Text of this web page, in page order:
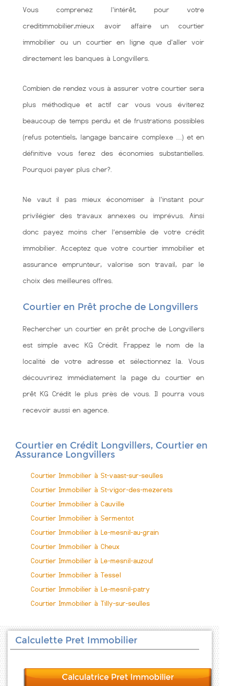
Vous comprenez l'intérêt, pour votre
creditimmobilier,mieux avoir affaire un courtier
immobilier ou un courtier en ligne que d'aller voir
directement les banques à Longvillers.
Combien de rendez vous à assurer votre courtier sera
plus méthodique et actif car vous vous éviterez
beaucoup de temps perdu et de frustrations possibles
(refus potentiels, langage bancaire complexe …) et en
définitive vous ferez des économies substantielles.
Pourquoi payer plus cher?.
Ne vaut il pas mieux économiser à l'instant pour
privilégier des travaux annexes ou imprévus. Ainsi
donc payez moins cher l’ensemble de votre crédit
immobilier. Acceptez que votre courtier immobilier et
assurance emprunteur, valorise son travail, par le
choix des meilleures offres.
Courtier en Prêt proche de Longvillers
Rechercher un courtier en prêt proche de Longvillers
est simple avec KG Crédit. Frappez le nom de la
localité de votre adresse et sélectionnez la. Vous
découvrirez immédiatement la page du courtier en
prêt KG Crédit le plus près de vous. Il pourra vous
recevoir aussi en agence.
Courtier en Crédit Longvillers, Courtier en
Assurance Longvillers
Courtier Immobilier à St-vaast-sur-seulles
Courtier Immobilier à St-vigor-des-mezerets
Courtier Immobilier à Cauville
Courtier Immobilier à Sermentot
Courtier Immobilier à Le-mesnil-au-grain
Courtier Immobilier à Cheux
Courtier Immobilier à Le-mesnil-auzouf
Courtier Immobilier à Tessel
Courtier Immobilier à Le-mesnil-patry
Courtier Immobilier à Tilly-sur-seulles
Calculette Pret Immobilier
Calculatrice Pret Immobilier